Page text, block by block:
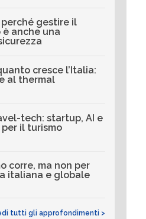
gestire il
anche una
cresce l’Italia:
al thermal
tech: startup, AI e
il turismo
corre, ma non per
italiana e globale
tutti gli approfondimenti >